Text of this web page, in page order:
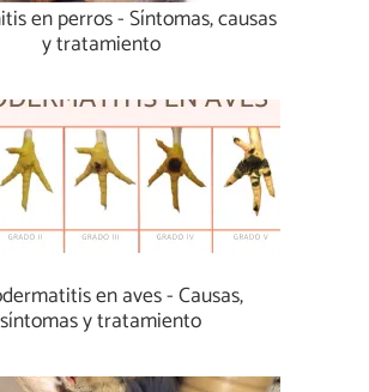
en perros - Síntomas, causas
y tratamiento
en aves - Causas,
síntomas y tratamiento